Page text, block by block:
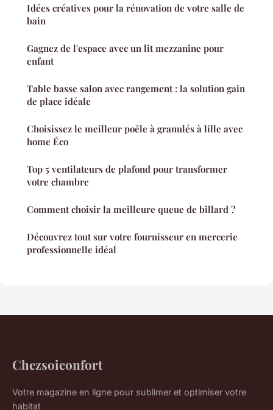
Idées créatives pour la rénovation de votre salle de
bain
Gagnez de l'espace avec un lit mezzanine pour
enfant
Table basse salon avec rangement : la solution gain
de place idéale
Choisissez le meilleur poêle à granulés à lille avec
home Éco
Top 5 ventilateurs de plafond pour transformer
votre chambre
Comment choisir la meilleure queue de billard ?
Découvrez tout sur votre fournisseur en mercerie
professionnelle idéal
Chezsoiconfort
Votre magazine en ligne pour sublimer et optimiser votre
habitat